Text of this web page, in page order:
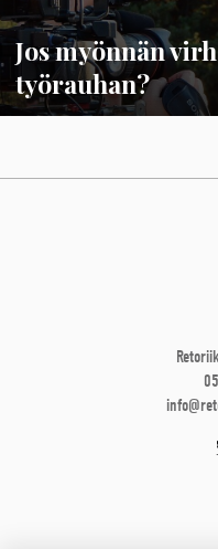
Jos myönnän
työrauhan?